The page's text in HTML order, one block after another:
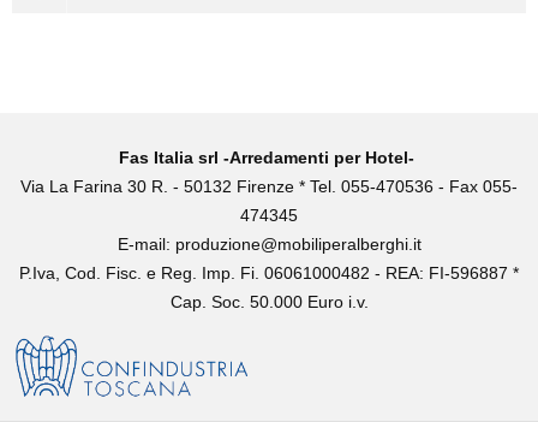
Fas Italia srl -Arredamenti per Hotel-
Via La Farina 30 R. - 50132 Firenze * Tel. 055-470536 - Fax 055-
474345
E-mail: produzione@mobiliperalberghi.it
P.Iva, Cod. Fisc. e Reg. Imp. Fi. 06061000482 - REA: FI-596887 *
Cap. Soc. 50.000 Euro i.v.